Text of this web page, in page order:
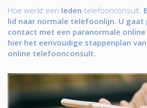
Hoe werkt een leden-telefoonconsult.
lid naar normale telefoonlijn. U gaat
contact met een paranormale
hier het eenvoudige stappenplan
online telefoonconsult.